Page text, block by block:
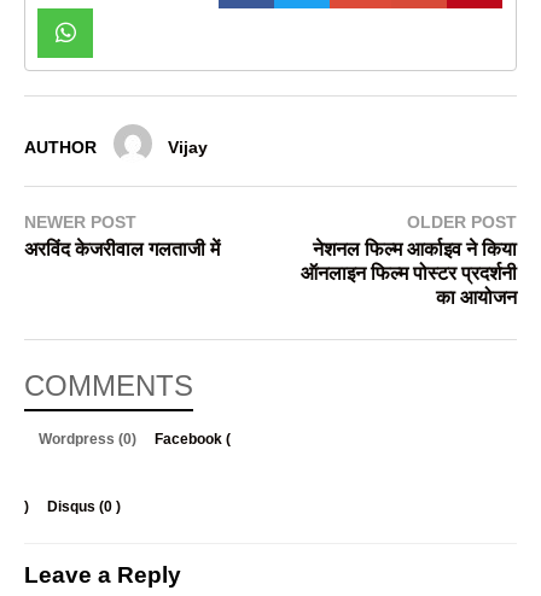
AUTHOR Vijay
NEWER POST
अरविंद केजरीवाल गलताजी में
OLDER POST
नेशनल फिल्म आर्काइव ने किया
ऑनलाइन फिल्म पोस्टर प्रदर्शनी
का आयोजन
COMMENTS
Wordpress (0) Facebook (
) Disqus (0 )
Leave a Reply